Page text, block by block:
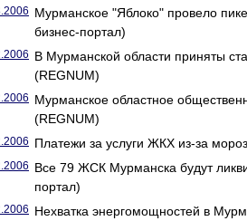
Мурманское "Яблоко" провело
бизнес-портал)
В Мурманской области приняты
(REGNUM)
Мурманское областное
(REGNUM)
Платежи за услуги ЖКХ из-за
Все 79 ЖСК Мурманска будут
портал)
Нехватка энергомощностей в